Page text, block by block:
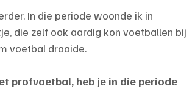
In die periode woonde ik in
die zelf ook aardig kon voetballen bij
voetbal draaide.
profvoetbal, heb je in die periode